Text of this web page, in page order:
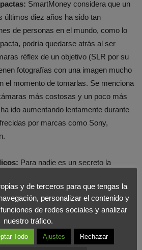
SmartMoney considera que un
últimos diez años ha sido tan
de personas en el mundo, como lo
podría quedarse atrás al ser
réflex de un objetivo (SLR por su
fotografías con una imagen mucho
el momento de tomarlas. Se menciona
más costosas y un poco más
ido aumentando lentamente durante
por marcas como Sony,
Para nadie es un secreto la
los últimos años; ha disminuido la
de importantes y reconocidos
planeta, y muchos de ellos han tenido
al auge de los medios digitales, la
de acceso gratuito a través de
y de terceros para que tengas la
personalizar el contenido y
de redes sociales y analizar
nuestro tráfico.
Todo Ajustes Rechazar